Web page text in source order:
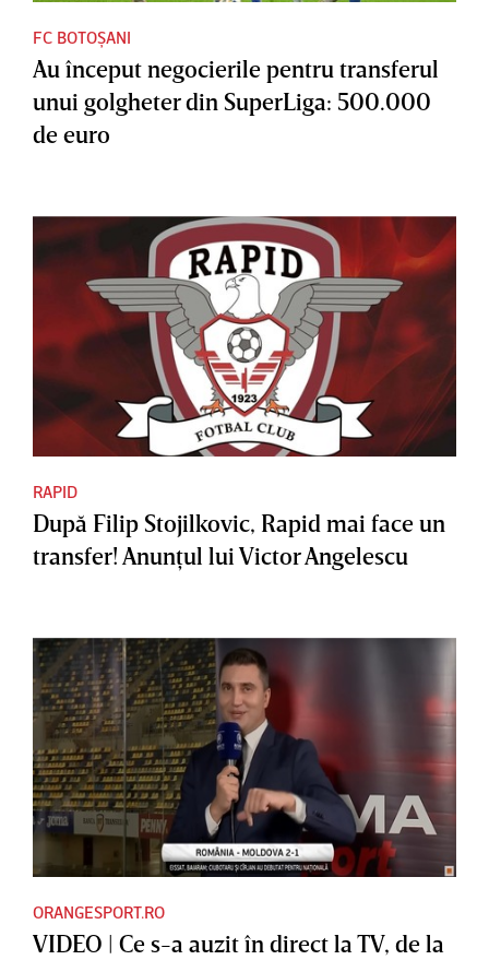
FC BOTOȘANI
Au început negocierile pentru transferul
unui golgheter din SuperLiga: 500.000
de euro
RAPID
După Filip Stojilkovic, Rapid mai face un
transfer! Anunţul lui Victor Angelescu
ORANGESPORT.RO
VIDEO | Ce s-a auzit în direct la TV, de la